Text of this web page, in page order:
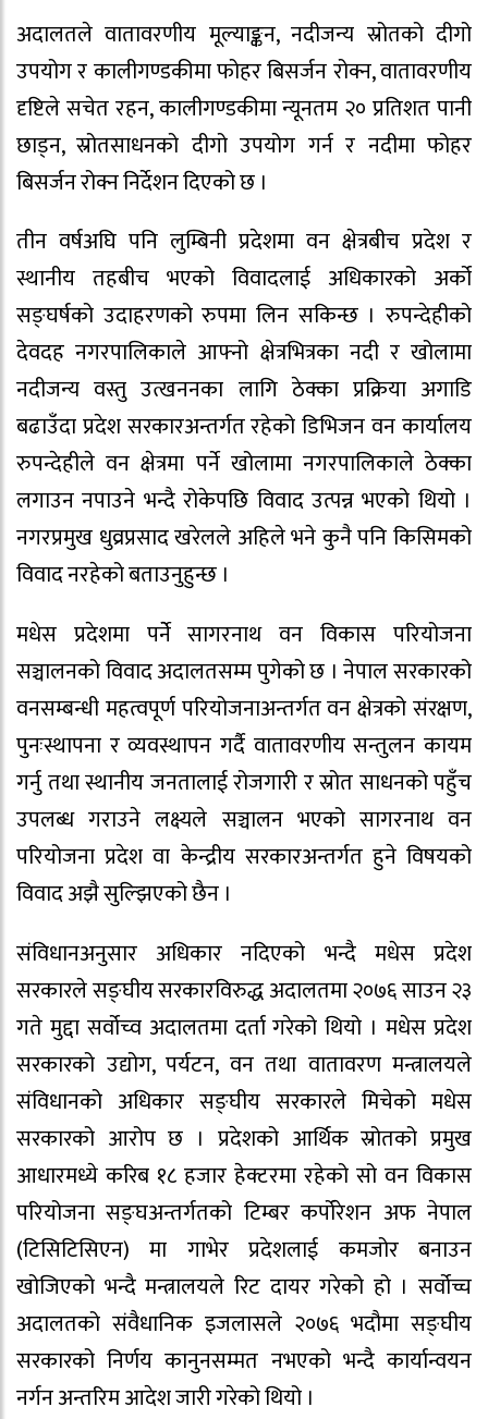
अदालतले वातावरणीय मूल्याङ्कन, नदीजन्य स्रोतको दीगो
उपयोग र कालीगण्डकीमा फोहर बिसर्जन रोक्न, वातावरणीय
दृष्टिले सचेत रहन, कालीगण्डकीमा न्यूनतम २० प्रतिशत पानी
छाड्न, स्रोतसाधनको दीगो उपयोग गर्न र नदीमा फोहर
बिसर्जन रोक्न निर्देशन दिएको छ ।
तीन वर्षअघि पनि लुम्बिनी प्रदेशमा वन क्षेत्रबीच प्रदेश र
स्थानीय तहबीच भएको विवादलाई अधिकारको अर्को
सङ्घर्षको उदाहरणको रुपमा लिन सकिन्छ । रुपन्देहीको
देवदह नगरपालिकाले आफ्नो क्षेत्रभित्रका नदी र खोलामा
नदीजन्य वस्तु उत्खननका लागि ठेक्का प्रक्रिया अगाडि
बढाउँदा प्रदेश सरकारअन्तर्गत रहेको डिभिजन वन कार्यालय
रुपन्देहीले वन क्षेत्रमा पर्ने खोलामा नगरपालिकाले ठेक्का
लगाउन नपाउने भन्दै रोकेपछि विवाद उत्पन्न भएको थियो ।
नगरप्रमुख धुव्रप्रसाद खरेलले अहिले भने कुनै पनि किसिमको
विवाद नरहेको बताउनुहुन्छ ।
मधेस प्रदेशमा पर्नेे सागरनाथ वन विकास परियोजना
सञ्चालनको विवाद अदालतसम्म पुगेको छ । नेपाल सरकारको
वनसम्बन्धी महत्वपूर्ण परियोजनाअन्तर्गत वन क्षेत्रको संरक्षण,
पुनःस्थापना र व्यवस्थापन गर्दै वातावरणीय सन्तुलन कायम
गर्नु तथा स्थानीय जनतालाई रोजगारी र स्रोत साधनको पहुँच
उपलब्ध गराउने लक्ष्यले सञ्चालन भएको सागरनाथ वन
परियोजना प्रदेश वा केन्द्रीय सरकारअन्तर्गत हुने विषयको
विवाद अझै सुल्झिएको छैन ।
संविधानअनुसार अधिकार नदिएको भन्दै मधेस प्रदेश
सरकारले सङ्घीय सरकारविरुद्ध अदालतमा २०७६ साउन २३
गते मुद्दा सर्वोच्व अदालतमा दर्ता गरेको थियो । मधेस प्रदेश
सरकारको उद्योग, पर्यटन, वन तथा वातावरण मन्त्रालयले
संविधानको अधिकार सङ्घीय सरकारले मिचेको मधेस
सरकारको आरोप छ । प्रदेशको आर्थिक स्रोतको प्रमुख
आधारमध्ये करिब १८ हजार हेक्टरमा रहेको सो वन विकास
परियोजना सङ्घअन्तर्गतको टिम्बर कर्पोरेशन अफ नेपाल
(टिसिटिसिएन) मा गाभेर प्रदेशलाई कमजोर बनाउन
खोजिएको भन्दै मन्त्रालयले रिट दायर गरेको हो । सर्वोच्च
अदालतको संवैधानिक इजलासले २०७६ भदौमा सङ्घीय
सरकारको निर्णय कानुनसम्मत नभएको भन्दै कार्यान्वयन
नर्गन अन्तरिम आदेश जारी गरेको थियो ।